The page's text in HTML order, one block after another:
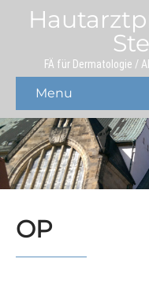
FÄ für Dermatologie /
Menu
OP